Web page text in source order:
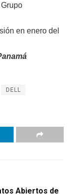
en enero del
DELL
Abiertos de